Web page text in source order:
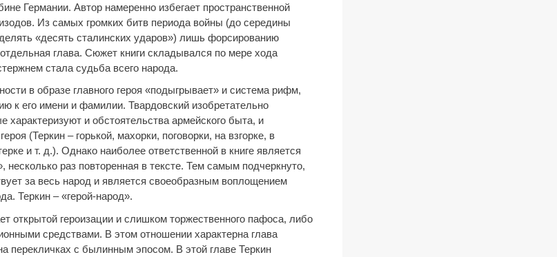
Германии. Автор намеренно избегает пространственной
Из самых громких битв периода войны (до середины
«десять сталинских ударов») лишь форсированию
глава. Сюжет книги складывался по мере хода
стала судьба всего народа.
в образе главного героя «подыгрывает» и система рифм,
к его имени и фамилии. Твардовский изобретательно
характеризуют и обстоятельства армейского быта, и
(Теркин – горькой, махорки, поговорки, на взгорке, в
и т. д.). Однако наиболее ответственной в книге является
раз повторенная в тексте. Тем самым подчеркнуто,
за весь народ и является своеобразным воплощением
Теркин – «герой-народ».
открытой героизации и слишком торжественного пафоса, либо
средствами. В этом отношении характерна глава
перекличках с былинным эпосом. В этой главе Теркин